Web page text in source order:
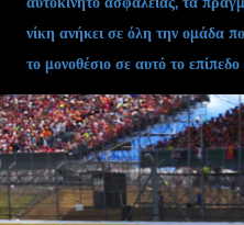
νίκη ανήκει σε όλη την ομάδα
το μονοθέσιο σε αυτό το